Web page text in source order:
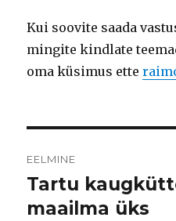
Kui soovite saada
mingite kindlate
oma küsimus ette
EELMINE
Eelmine
postitus:
Tartu
maailma üks